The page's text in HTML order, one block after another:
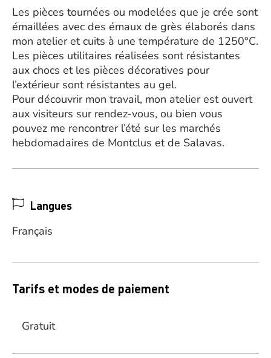
Les pièces tournées ou modelées que je crée sont
émaillées avec des émaux de grès élaborés dans
mon atelier et cuits à une température de 1250°C.
Les pièces utilitaires réalisées sont résistantes
aux chocs et les pièces décoratives pour
l’extérieur sont résistantes au gel.
Pour découvrir mon travail, mon atelier est ouvert
aux visiteurs sur rendez-vous, ou bien vous
pouvez me rencontrer l’été sur les marchés
hebdomadaires de Montclus et de Salavas.
Langues
Français
Tarifs et modes de paiement
Gratuit